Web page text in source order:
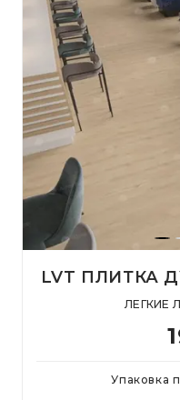
LVT ПЛИТКА
ЛЕГКИЕ
Упаковка